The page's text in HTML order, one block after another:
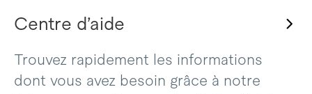
Centre d’aide
Trouvez rapidement les informations
dont vous avez besoin grâce à notre